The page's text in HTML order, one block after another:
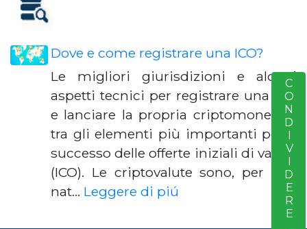
Dove e come registrare una ICO?
Le migliori giurisdizioni e alcuni
aspetti tecnici per registrare una ICO
e lanciare la propria criptomoneta è
tra gli elementi più importanti per il
successo delle offerte iniziali di valuta
(ICO). Le criptovalute sono, per loro
nat… Leggere di piú CONDIVIDERE